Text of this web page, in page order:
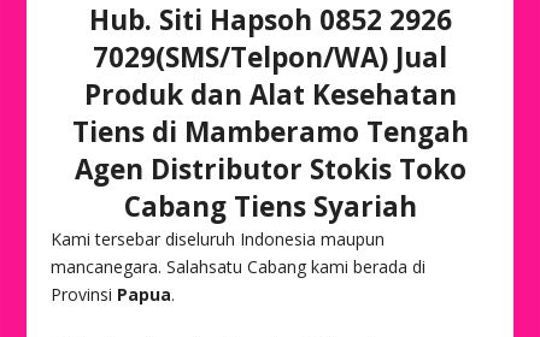
Hub. Siti Hapsoh 0852 2926
7029(SMS/Telpon/WA) Jual
Produk dan Alat Kesehatan
Tiens di Mamberamo Tengah
Agen Distributor Stokis Toko
Cabang Tiens Syariah
Kami tersebar diseluruh Indonesia maupun
mancanegara. Salahsatu Cabang kami berada di
Provinsi Papua.